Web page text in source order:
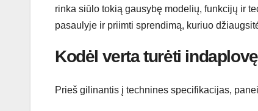
rinka siūlo tokią gausybę modelių, funkcijų ir
pasaulyje ir priimti sprendimą, kuriuo
Kodėl verta turėti
Prieš gilinantis į technines specifikacijas,